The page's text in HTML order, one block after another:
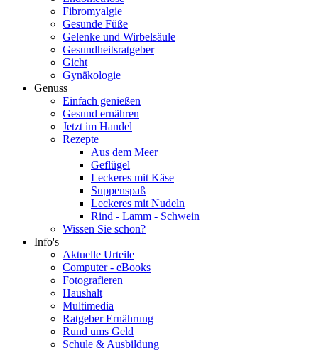
Fibromyalgie
Gesunde Füße
Gelenke und Wirbelsäule
Gesundheitsratgeber
Gicht
Gynäkologie
Genuss
Einfach genießen
Gesund ernähren
Jetzt im Handel
Rezepte
Aus dem Meer
Geflügel
Leckeres mit Käse
Suppenspaß
Leckeres mit Nudeln
Rind - Lamm - Schwein
Wissen Sie schon?
Info's
Aktuelle Urteile
Computer - eBooks
Fotografieren
Haushalt
Multimedia
Ratgeber Ernährung
Rund ums Geld
Schule & Ausbildung